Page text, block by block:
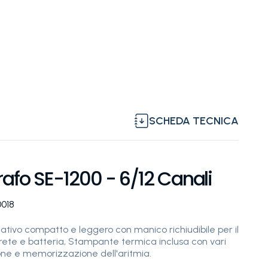
SCHEDA TECNICA
SE-1200 - 6/12 Canali
compatto e leggero con manico richiudibile per il
e batteria, Stampante termica inclusa con vari
e memorizzazione dell'aritmia.